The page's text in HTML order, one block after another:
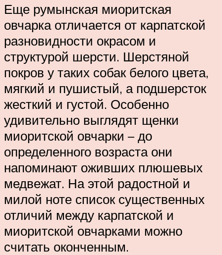
Еще румынская миоритская
овчарка отличается от карпатской
разновидности окрасом и
структурой шерсти. Шерстяной
покров у таких собак белого цвета,
мягкий и пушистый, а подшерсток
жесткий и густой. Особенно
удивительно выглядят щенки
миоритской овчарки – до
определенного возраста они
напоминают оживших плюшевых
медвежат. На этой радостной и
милой ноте список существенных
отличий между карпатской и
миоритской овчарками можно
считать оконченным.